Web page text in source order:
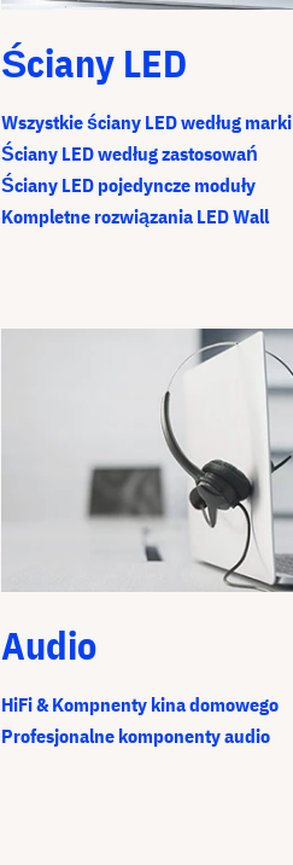
Ściany LED
Wszystkie ściany LED według marki
Ściany LED według zastosowań
Ściany LED pojedyncze moduły
Kompletne rozwiązania LED Wall
Audio
HiFi & Kompnenty kina domowego
Profesjonalne komponenty audio